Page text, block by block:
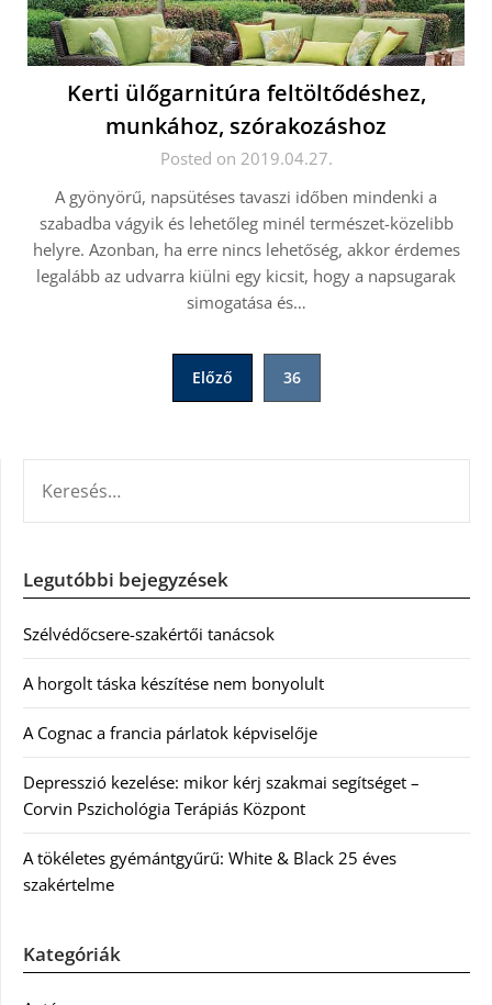
Kerti ülőgarnitúra feltöltődéshez,
munkához, szórakozáshoz
Posted on 2019.04.27.
A gyönyörű, napsütéses tavaszi időben mindenki a
szabadba vágyik és lehetőleg minél természet-közelibb
helyre. Azonban, ha erre nincs lehetőség, akkor érdemes
legalább az udvarra kiülni egy kicsit, hogy a napsugarak
simogatása és…
Előző 36
Legutóbbi bejegyzések
Szélvédőcsere-szakértői tanácsok
A horgolt táska készítése nem bonyolult
A Cognac a francia párlatok képviselője
Depresszió kezelése: mikor kérj szakmai segítséget –
Corvin Pszichológia Terápiás Központ
A tökéletes gyémántgyűrű: White & Black 25 éves
szakértelme
Kategóriák